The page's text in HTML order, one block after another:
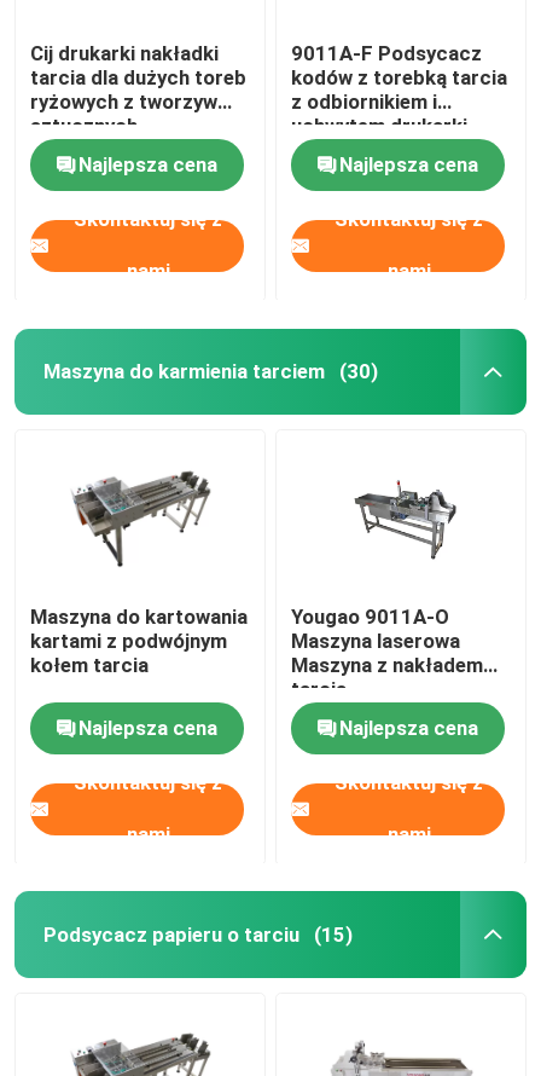
Automatyczna maszyna do numeracji
Cij drukarki nakładki
tarcia dla dużych toreb
ryżowych z tworzyw
sztucznych
Najlepsza cena
Skontaktuj się z
nami
9011A-F Podsycacz
kodów z torebką tarcia
z odbiornikiem i
uchwytem drukarki
Najlepsza cena
Skontaktuj się z
nami
Maszyna do karmienia tarciem (30)
Maszyna do kartowania
kartami z podwójnym
kołem tarcia
Najlepsza cena
Skontaktuj się z
nami
Yougao 9011A-O
Maszyna laserowa
Maszyna z nakładem
tarcia
Najlepsza cena
Skontaktuj się z
nami
Podsycacz papieru o tarciu (15)